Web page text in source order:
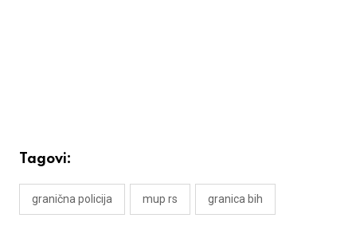
Tagovi:
granična policija mup rs granica bih